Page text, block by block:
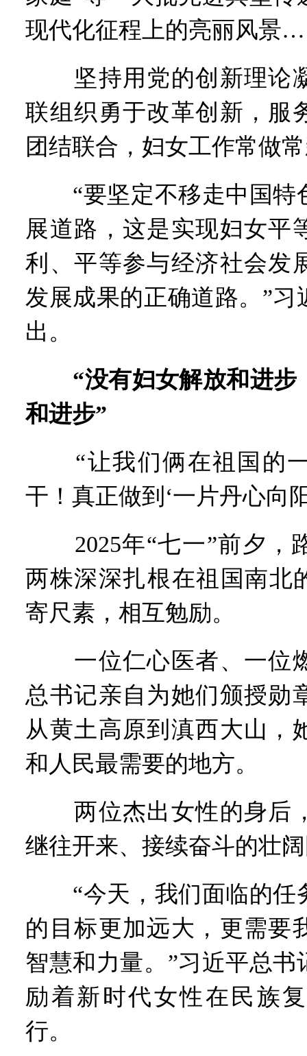
现代化征程上的亮丽风景
坚持用党的创新理论
联组织勇于改革创新，服
团结联合，妇女工作常做
“要坚定不移走中国特
展道路，这是实现妇女平
利、平等参与经济社会发
发展成果的正确道路。”习
出。
“没有妇女解放和进步
和进步”
“让我们俩在祖国的一
干！真正做到‘一片丹心向
2025年“七一”前夕，
两株深深扎根在祖国南北
寄尺素，相互勉励。
一位仁心医者、一位
总书记亲自为她们颁授勋
从黄土高原到滇西大山，
和人民最需要的地方。
两位杰出女性的身后
继往开来、接续奋斗的壮
“今天，我们面临的任
的目标更加远大，更需要
智慧和力量。”习近平总书
励着新时代女性在民族
行。